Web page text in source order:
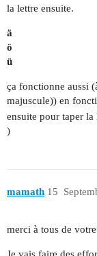
la lettre ensuite.
ä
ö
ü
ça fonctionne aussi
majuscule)) en
ensuite pour taper
)
mamath 15
merci à tous de